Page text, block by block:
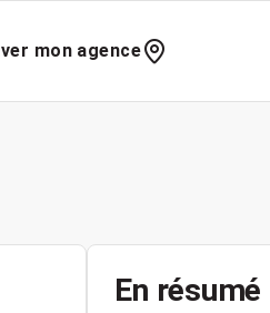
mon agence
En résumé